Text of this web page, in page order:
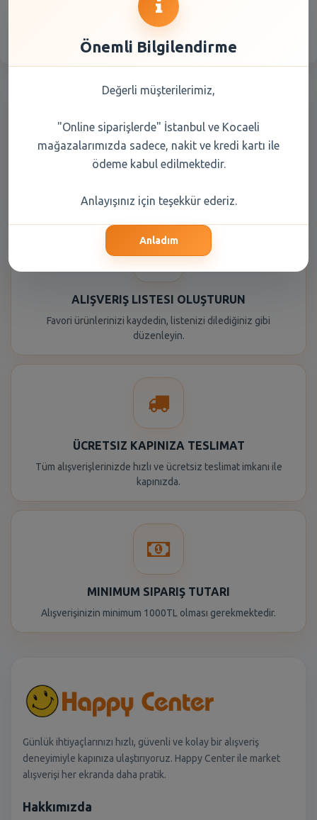
KOLAY ÖDEME SEÇENEKLERI
ALIŞVERIŞ LISTESI OLUŞTURUN
Favori ürünlerinizi kaydedin, listenizi dilediğiniz gibi
düzenleyin.
ÜCRETSIZ KAPINIZA TESLIMAT
Tüm alışverişlerinizde hızlı ve ücretsiz teslimat imkanı ile
kapınızda.
MINIMUM SIPARIŞ TUTARI
Alışverişinizin minimum 1000TL olması gerekmektedir.
Günlük ihtiyaçlarınızı hızlı, güvenli ve kolay bir alışveriş
deneyimiyle kapınıza ulaştırıyoruz. Happy Center ile market
alışverişi her ekranda daha pratik.
Hakkımızda
Önemli Bilgilendirme
Değerli müşterilerimiz,
"Online siparişlerde" İstanbul ve Kocaeli
mağazalarımızda sadece, nakit ve kredi kartı ile
ödeme kabul edilmektedir.
Anlayışınız için teşekkür ederiz.
Anladım